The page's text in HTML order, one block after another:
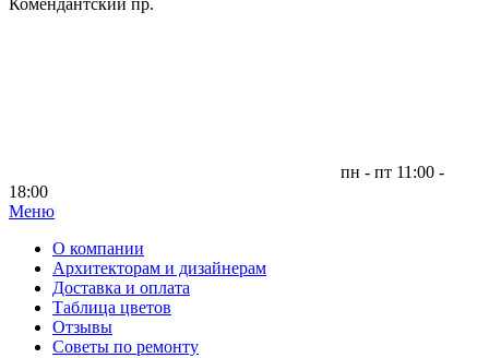
Комендантский пр.
пн - пт 11:00 -
18:00
Меню|
О компании
Архитекторам и дизайнерам
Доставка и оплата
Таблица цветов
Отзывы
Советы по ремонту